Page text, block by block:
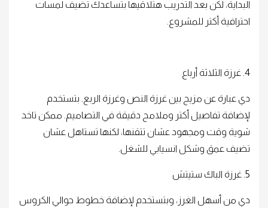
البداية، لكن بعد التدريب هتلاقيها بتساعدك تضيف لمسات
احترافية أكتر للمشروع.
4. غرزة الثلاثة أرباع
دي عبارة عن مزيج بين غرزة النص وغرزة الربع. بتستخدم
لإضافة تفاصيل أكتر وملامح دقيقة في التصاميم. ممكن تاخد
شوية وقت ومجهود عشان تتقنها، لكنها تستاهل عشان
تضيف عمق وشكل انسيابي للشغل.
5. غرزة الباك ستيتش
دي من أسهل الغرز، وبتستخدم لإضافة خطوط حوالي الكروس